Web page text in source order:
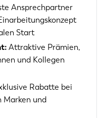
Ansprechpartner
Start
Attraktive Prämien,
und Kollegen
Rabatte bei
Marken und